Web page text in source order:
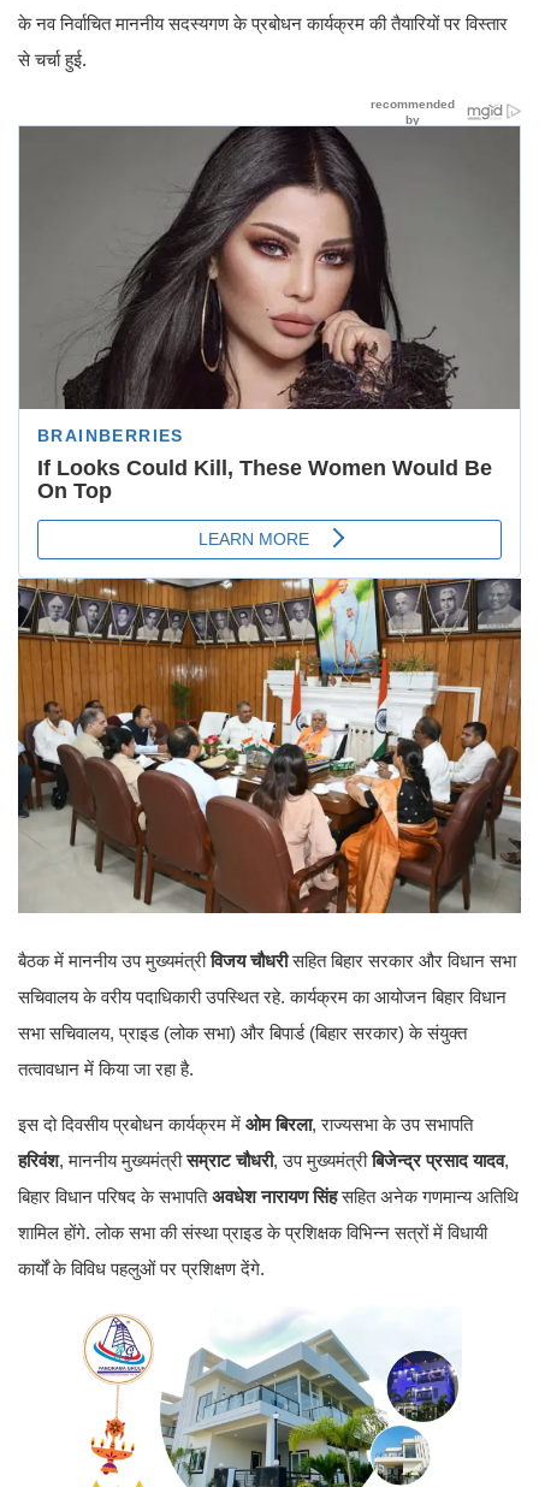
के नव निर्वाचित माननीय सदस्यगण के प्रबोधन कार्यक्रम की तैयारियों पर विस्तार
से चर्चा हुई.
बैठक में माननीय उप मुख्यमंत्रीविजय चौधरीसहित बिहार सरकार और विधान सभा
सचिवालय के वरीय पदाधिकारी उपस्थित रहे. कार्यक्रम का आयोजन बिहार विधान
सभा सचिवालय, प्राइड (लोक सभा) और बिपार्ड (बिहार सरकार) के संयुक्त
तत्वावधान में किया जा रहा है.
इस दो दिवसीय प्रबोधन कार्यक्रम में ओम बिरला, राज्यसभा के उप सभापति
हरिवंश, माननीय मुख्यमंत्रीसम्राट चौधरी, उप मुख्यमंत्रीबिजेन्द्र प्रसाद यादव,
बिहार विधान परिषद के सभापतिअवधेश नारायण सिंहसहित अनेक गणमान्य अतिथि
शामिल होंगे. लोक सभा की संस्था प्राइड के प्रशिक्षक विभिन्न सत्रों में विधायी
कार्यों के विविध पहलुओं पर प्रशिक्षण देंगे.